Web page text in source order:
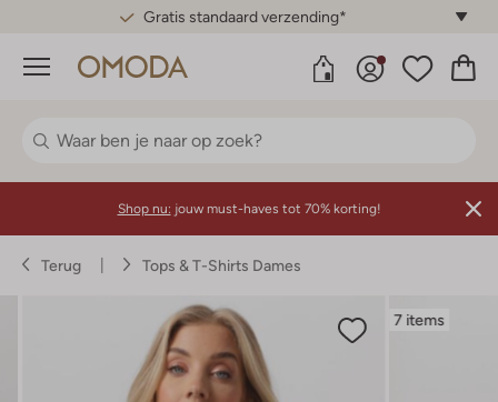
Gratis standaard verzending*
Menu
Shop nu: jouw must-haves tot 70% korting!
Terug Tops & T-Shirts Dames
7 items